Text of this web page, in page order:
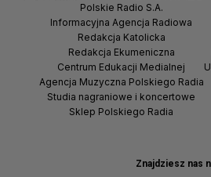
Znajdziesz nas
Polskie Radio S.A.
Informacyjna Agencja Radiowa
Redakcja Katolicka
Redakcja Ekumeniczna
Centrum Edukacji Medialnej
Agencja Muzyczna Polskiego Radia
Studia nagraniowe i koncertowe
Sklep Polskiego Radia